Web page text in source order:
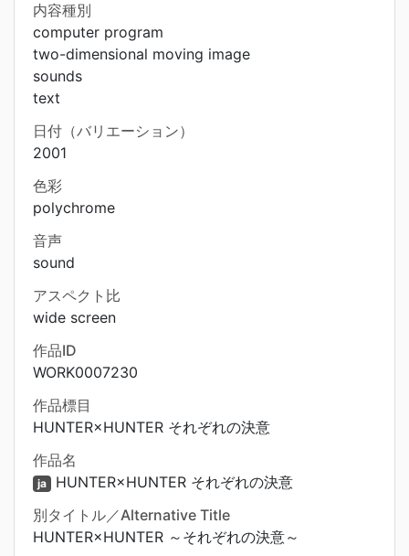
内容種別
computer program
two-dimensional moving image
sounds
text
日付（バリエーション）
2001
色彩
polychrome
音声
sound
アスペクト比
wide screen
作品ID
WORK0007230
作品標目
HUNTER×HUNTER それぞれの決意
作品名
ja HUNTER×HUNTER それぞれの決意
別タイトル／Alternative Title
HUNTER×HUNTER ～それぞれの決意～